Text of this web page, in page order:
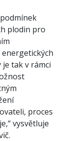
plodin pro
tak v rámci
proces
vysvětluje